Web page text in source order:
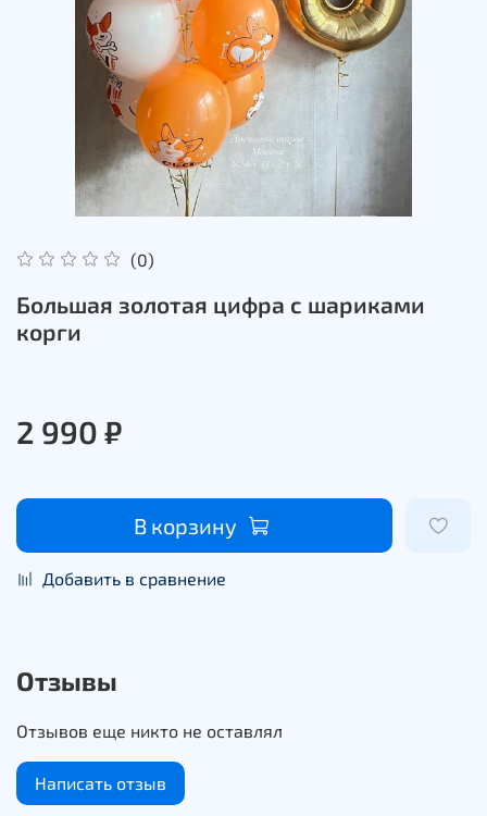
(0)
Большая золотая цифра с шариками
корги
2 990 ₽
В корзину
Добавить в сравнение
Отзывы
Отзывов еще никто не оставлял
Написать отзыв